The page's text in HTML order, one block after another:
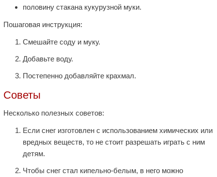
половину стакана кукурузной муки.
Пошаговая инструкция:
Смешайте соду и муку.
Добавьте воду.
Постепенно добавляйте крахмал.
Советы
Несколько полезных советов:
Если снег изготовлен с использованием химических или
вредных веществ, то не стоит разрешать играть с ним
детям.
Чтобы снег стал кипельно-белым, в него можно